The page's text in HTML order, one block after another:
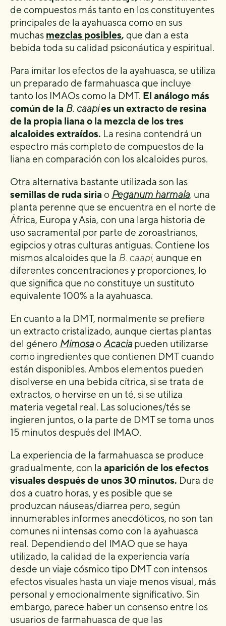
de compuestos más tanto en los constituyentes
principales de la ayahuasca como en sus
muchas mezclas posibles, que dan a esta
bebida toda su calidad psiconáutica y espiritual.
Para imitar los efectos de la ayahuasca, se utiliza
un preparado de farmahuasca que incluye
tanto los IMAOs como la DMT. El análogo más
común de la B. caapies un extracto de resina
de la propia liana o la mezcla de los tres
alcaloides extraídos. La resina contendrá un
espectro más completo de compuestos de la
liana en comparación con los alcaloides puros.
Otra alternativa bastante utilizada son las
semillas de ruda siria o Peganum harmala, una
planta perenne que se encuentra en el norte de
África, Europa y Asia, con una larga historia de
uso sacramental por parte de zoroastrianos,
egipcios y otras culturas antiguas. Contiene los
mismos alcaloides que la B. caapi, aunque en
diferentes concentraciones y proporciones, lo
que significa que no constituye un sustituto
equivalente 100% a la ayahuasca.
En cuanto a la DMT, normalmente se prefiere
un extracto cristalizado, aunque ciertas plantas
del género MimosaoAcaciapueden utilizarse
como ingredientes que contienen DMT cuando
están disponibles. Ambos elementos pueden
disolverse en una bebida cítrica, si se trata de
extractos, o hervirse en un té, si se utiliza
materia vegetal real. Las soluciones/tés se
ingieren juntos, o la parte de DMT se toma unos
15 minutos después del IMAO.
La experiencia de la farmahuasca se produce
gradualmente, con la aparición de los efectos
visuales después de unos 30 minutos. Dura de
dos a cuatro horas, y es posible que se
produzcan náuseas/diarrea pero, según
innumerables informes anecdóticos, no son tan
comunes ni intensas como con la ayahuasca
real. Dependiendo del IMAO que se haya
utilizado, la calidad de la experiencia varía
desde un viaje cósmico tipo DMT con intensos
efectos visuales hasta un viaje menos visual, más
personal y emocionalmente significativo. Sin
embargo, parece haber un consenso entre los
usuarios de farmahuasca de que las